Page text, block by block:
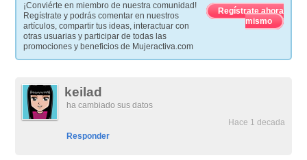
¡Conviérte en miembro de nuestra comunidad!
Regístrate y podrás comentar en nuestros
artículos, compartir tus ideas, interactuar con
otras usuarias y participar de todas las
promociones y beneficios de Mujeractiva.com
Regístrate ahora
mismo
keilad
ha cambiado sus datos
Hace 1 decada
Responder